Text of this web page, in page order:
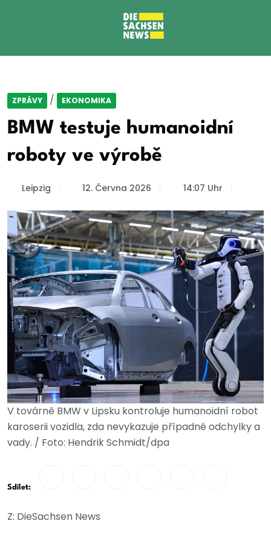
ZPRÁVY / EKONOMIKA
BMW testuje humanoidní
roboty ve výrobě
Leipzig 12. Června 2026 14:07 Uhr
V továrně BMW v Lipsku kontroluje humanoidní robot
karoserii vozidla, zda nevykazuje případné odchylky a
vady. / Foto: Hendrik Schmidt/dpa
Sdílet:
Z: DieSachsen News